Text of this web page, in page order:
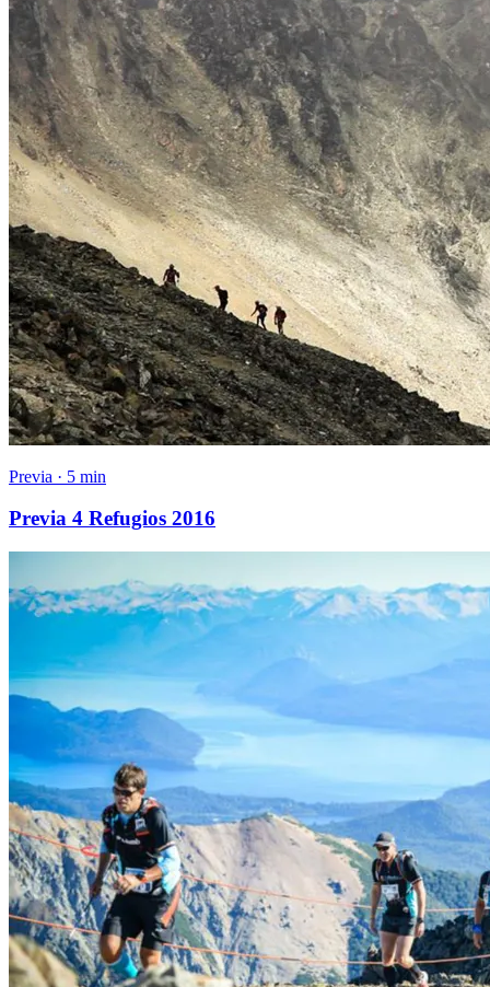
Previa · 5 min
Previa 4 Refugios 2016